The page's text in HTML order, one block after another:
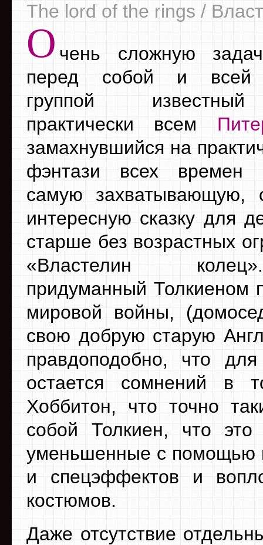
The lord of the rings /
О чень сложную
перед собой и всей
группой
практически всем
замахнувшийся на
фэнтази всех времен
самую захватывающую,
интересную сказку для
старше без возрастных
«Властелин
придуманный Толкиеном
мировой войны,
свою добрую старую
правдоподобно, что
остается сомнений в
Хоббитон, что точно
собой Толкиен, что
уменьшенные с помощью
и спецэффектов и
костюмов.
Даже отсутствие